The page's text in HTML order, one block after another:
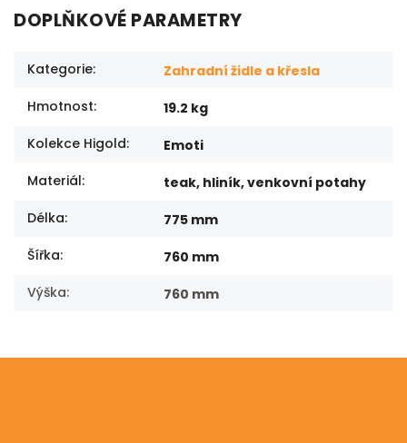
DOPLŇKOVÉ PARAMETRY
Kategorie:
Zahradní židle a křesla
Hmotnost:
19.2 kg
Kolekce Higold:
Emoti
Materiál:
teak, hliník, venkovní potahy
Délka:
775 mm
Šířka:
760 mm
Výška: 760 mm